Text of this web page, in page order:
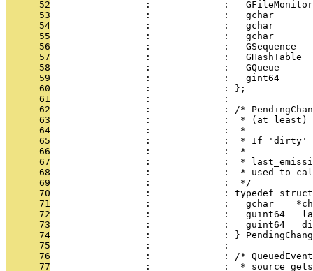
      52
:             :
      53
:             :   gchar
      54
:             :   gchar
      55
:             :   gchar
      56
:             :   GSequence
      57
:             :   GHashTable
      58
:             :   GQueue
      59
:             :   gint64
      60
                 :             : };
      61
                 :             :
      62
:             : /*
      63
:             :  * (at
      64
                 :             :  *
      65
:             :  * If
      66
                 :             :  *
      67
:             :  *
      68
:             :  * used to
      69
                 :             :  */
      70
:             : typedef
      71
:             :   gchar
      72
:             :   guint64
      73
:             :   guint64
      74
:             : }
      75
                 :             :
      76
:             : /*
      77
:             :  * source